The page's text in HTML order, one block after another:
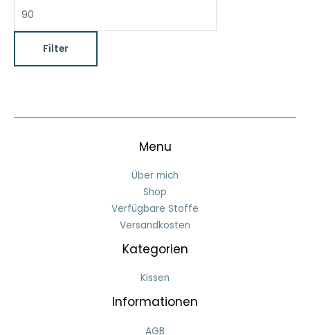
.
.
Filter
Menu
Über mich
Shop
Verfügbare Stoffe
Versandkosten
Kategorien
Kissen
Informationen
AGB